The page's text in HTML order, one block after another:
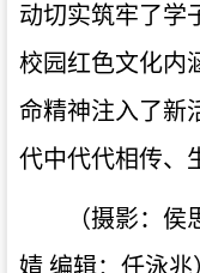
动切实筑牢了学
校园红色文化内
命精神注入了新
代中代代相传、
（摄影：侯
婧 编辑：任泳兆